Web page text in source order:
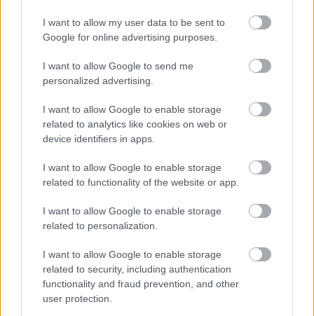
I want to allow my user data to be sent to
Google for online advertising purposes.
I want to allow Google to send me
personalized advertising.
I want to allow Google to enable storage
related to analytics like cookies on web or
device identifiers in apps.
I want to allow Google to enable storage
related to functionality of the website or app.
I want to allow Google to enable storage
related to personalization.
I want to allow Google to enable storage
related to security, including authentication
functionality and fraud prevention, and other
user protection.
Címlapfotó: Pablo Merchán Montes / Unsplash